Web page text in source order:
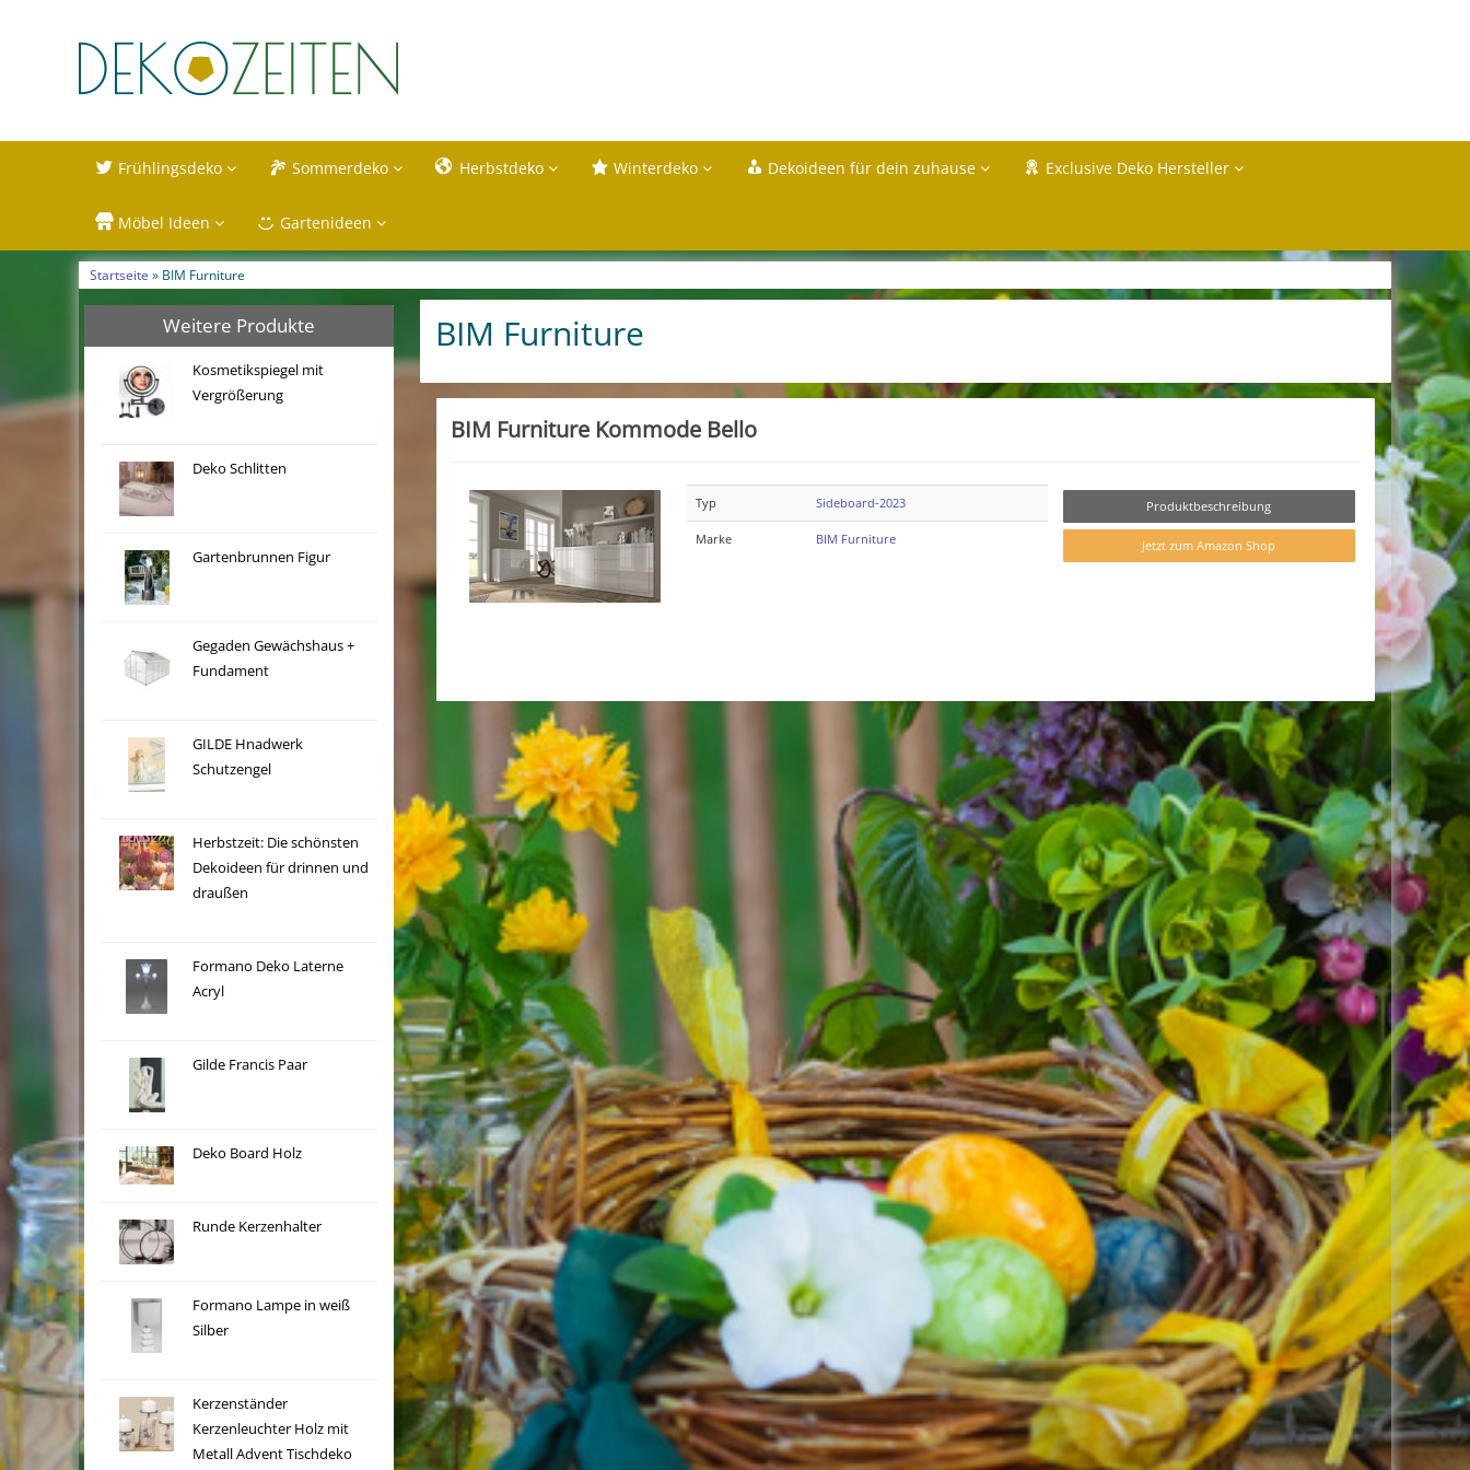
Frühlingsdeko Sommerdeko Herbstdeko Winterdeko Dekoideen für dein zuhause Exclusive Deko Hersteller
Möbel Ideen Gartenideen
Startseite » BIM Furniture
Weitere Produkte
Kosmetikspiegel mit
Vergrößerung
Deko Schlitten
Gartenbrunnen Figur
Gegaden Gewächshaus +
Fundament
GILDE Hnadwerk
Schutzengel
Herbstzeit: Die schönsten
Dekoideen für drinnen und
draußen
Formano Deko Laterne
Acryl
Gilde Francis Paar
Deko Board Holz
Runde Kerzenhalter
Formano Lampe in weiß
Silber
Kerzenständer
Kerzenleuchter Holz mit
Metall Advent Tischdeko
BIM Furniture
BIM Furniture Kommode Bello
Typ Sideboard-2023
Marke BIM Furniture
Produktbeschreibung
Jetzt zum Amazon Shop